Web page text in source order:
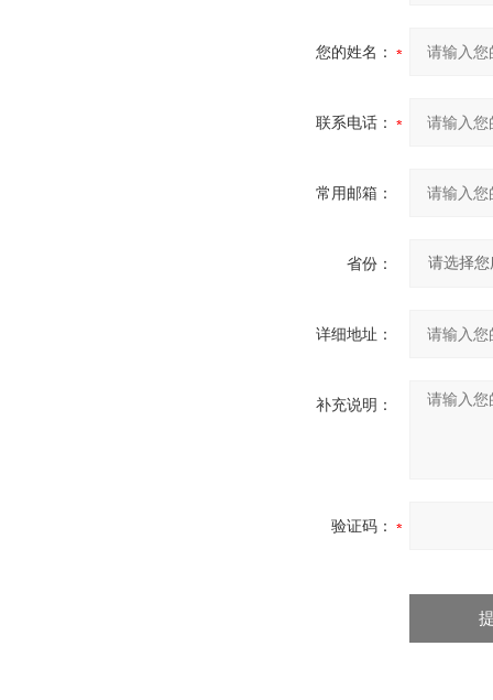
您的姓名：
联系电话：
常用邮箱：
省份：
详细地址：
补充说明：
验证码：